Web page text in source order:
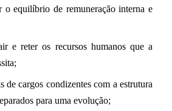
o equilíbrio de remuneração interna e
e reter os recursos humanos que a
de cargos condizentes com a estrutura
para uma evolução;